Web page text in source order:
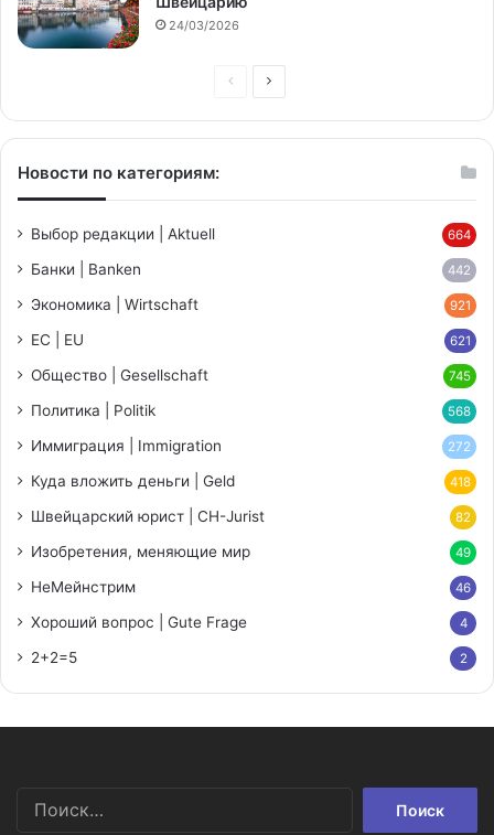
24/03/2026
Предыдущая
Следующая
Новости по категориям:
Выбор редакции | Aktuell 664
Банки | Banken 442
Экономика | Wirtschaft 921
ЕС | EU 621
Общество | Gesellschaft 745
Политика | Politik 568
Иммиграция | Immigration 272
Куда вложить деньги | Geld 418
Швейцарский юрист | CH-Jurist 82
Изобретения, меняющие мир 49
НеМейнстрим 46
Хороший вопрос | Gute Frage 4
2+2=5 2